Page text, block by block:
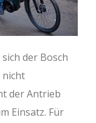
der Bosch
nicht
der Antrieb
Einsatz. Für